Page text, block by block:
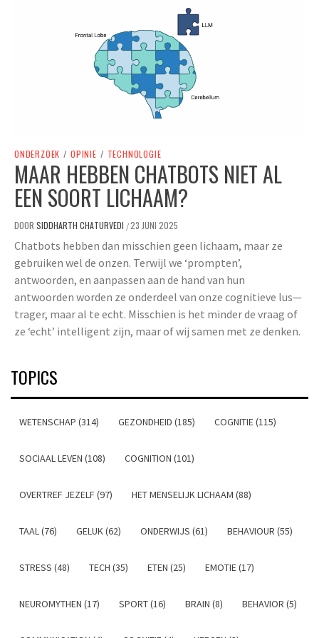
ONDERZOEK / OPINIE / TECHNOLOGIE
MAAR HEBBEN CHATBOTS NIET AL
EEN SOORT LICHAAM?
DOOR SIDDHARTH CHATURVEDI /23 JUNI 2025
Chatbots hebben dan misschien geen lichaam, maar ze
gebruiken wel de onzen. Terwijl we ‘prompten’,
antwoorden, en aanpassen aan de hand van hun
antwoorden worden ze onderdeel van onze cognitieve lus—
trager, maar al te echt. Misschien is het minder de vraag of
ze ‘echt’ intelligent zijn, maar of wij samen met ze denken.
TOPICS
WETENSCHAP (314) GEZONDHEID (185) COGNITIE (115)
SOCIAAL LEVEN (108) COGNITION (101)
OVERTREF JEZELF (97) HET MENSELIJK LICHAAM (88)
TAAL (76) GELUK (62) ONDERWIJS (61) BEHAVIOUR (55)
STRESS (48) TECH (35) ETEN (25) EMOTIE (17)
NEUROMYTHEN (17) SPORT (16) BRAIN (8) BEHAVIOR (5)